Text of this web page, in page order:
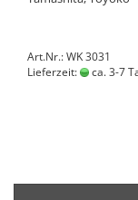
Art.Nr.: WK 3031
Lieferzeit:
ca. 3-7